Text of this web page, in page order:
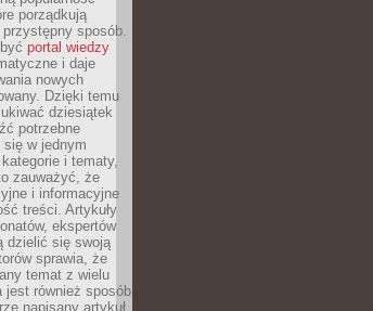
porządkują
sposób.
portal wiedzy
i daje
nowych
Dzięki temu
dziesiątek
potrzebne
w jednym
i tematy,
zauważyć, że
i informacyjne
treści. Artykuły
ekspertów
dzielić się swoją
sprawia, że
temat z wielu
jest również sposób
napisany artykuł